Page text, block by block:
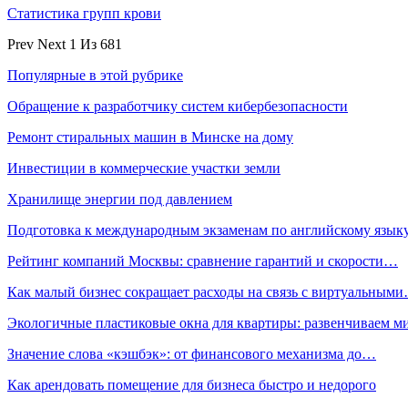
Статистика групп крови
Prev Next 1 Из 681
Популярные в этой рубрике
Обращение к разработчику систем кибербезопасности
Ремонт стиральных машин в Минске на дому
Инвестиции в коммерческие участки земли
Хранилище энергии под давлением
Подготовка к международным экзаменам по английскому
Рейтинг компаний Москвы: сравнение гарантий и скорости…
Как малый бизнес сокращает расходы на связь с
Экологичные пластиковые окна для квартиры: развенчиваем
Значение слова «кэшбэк»: от финансового механизма до…
Как арендовать помещение для бизнеса быстро и недорого